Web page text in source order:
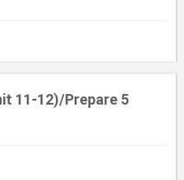
11-12)/Prepare 5